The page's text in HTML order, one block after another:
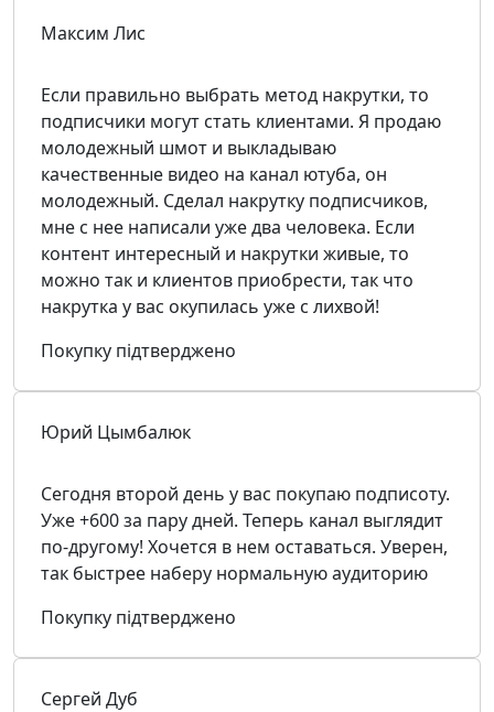
Максим Лис
Если правильно выбрать метод накрутки, то
подписчики могут стать клиентами. Я продаю
молодежный шмот и выкладываю
качественные видео на канал ютуба, он
молодежный. Сделал накрутку подписчиков,
мне с нее написали уже два человека. Если
контент интересный и накрутки живые, то
можно так и клиентов приобрести, так что
накрутка у вас окупилась уже с лихвой!
Покупку підтверджено
Юрий Цымбалюк
Сегодня второй день у вас покупаю подписоту.
Уже +600 за пару дней. Теперь канал выглядит
по-другому! Хочется в нем оставаться. Уверен,
так быстрее наберу нормальную аудиторию
Покупку підтверджено
Сергей Дуб